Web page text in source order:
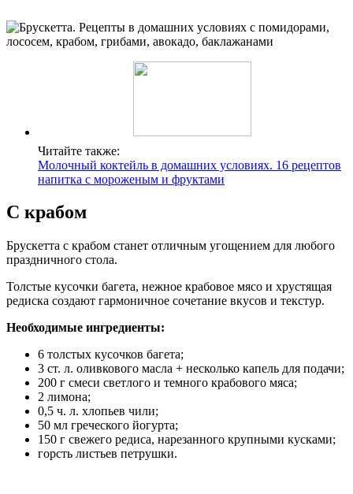
Читайте также:
Молочный коктейль в домашних условиях. 16 рецептов
напитка с мороженым и фруктами
С крабом
Брускетта с крабом станет отличным угощением для любого
праздничного стола.
Толстые кусочки багета, нежное крабовое мясо и хрустящая
редиска создают гармоничное сочетание вкусов и текстур.
Необходимые ингредиенты:
6 толстых кусочков багета;
3 ст. л. оливкового масла + несколько капель для подачи;
200 г смеси светлого и темного крабового мяса;
2 лимона;
0,5 ч. л. хлопьев чили;
50 мл греческого йогурта;
150 г свежего редиса, нарезанного крупными кусками;
горсть листьев петрушки.